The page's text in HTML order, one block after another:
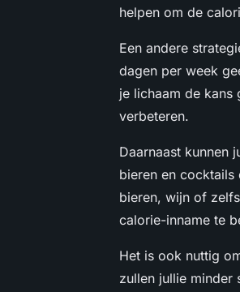
helpen om de
Een andere
dagen per week
je lichaam de kans
verbeteren.
Daarnaast kunnen
bieren en
bieren, wijn of
calorie-inname te
Het is ook nuttig
zullen jullie minder